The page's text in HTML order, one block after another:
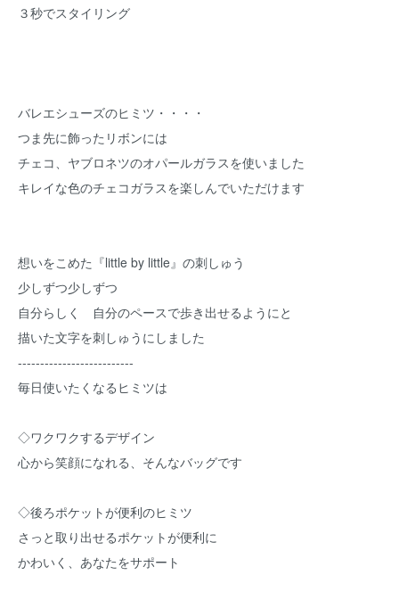
３秒でスタイリング
バレエシューズのヒミツ・・・・
つま先に飾ったリボンには
チェコ、ヤブロネツのオパールガラスを使いました
キレイな色のチェコガラスを楽しんでいただけます
想いをこめた『little by little』の刺しゅう
少しずつ少しずつ
自分らしく 自分のペースで歩き出せるようにと
描いた文字を刺しゅうにしました
--------------------------
毎日使いたくなるヒミツは
◇ワクワクするデザイン
心から笑顔になれる、そんなバッグです
◇後ろポケットが便利のヒミツ
さっと取り出せるポケットが便利に
かわいく、あなたをサポート